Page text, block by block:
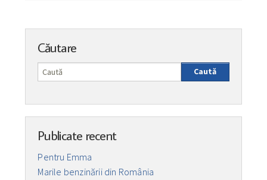
Căutare
Caută
Publicate recent
Pentru Emma
Marile benzinării din România